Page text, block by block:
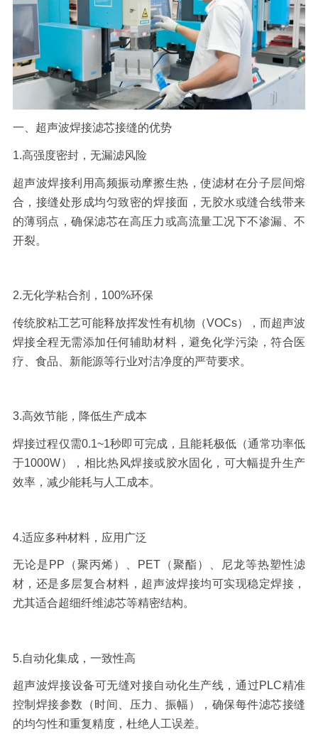
一、超声波焊接滤芯接缝的优势
1.高强度密封，无漏滤风险
超声波焊接利用高频振动摩擦生热，使滤材在分子层间熔
合，接缝处形成均匀致密的焊接面，无胶水或缝合线带来
的薄弱点，确保滤芯在高压力或高流量工况下不渗漏、不
开裂。
2.无化学粘合剂， 100%环保
传统胶粘工艺可能释放挥发性有机物（VOCs），而超声波
焊接全程无需添加任何辅助材料，避免化学污染，符合医
疗、食品、新能源等行业对洁净度的严苛要求。
3.高效节能，降低生产成本
焊接过程仅需0.1~1秒即可完成，且能耗极低（通常功率低
于1000W），相比热风焊接或胶水固化，可大幅提升生产
效率，减少能耗与人工成本。
4.适应多种材料，应用广泛
无论是 PP （聚丙烯）、 PET （聚酯）、尼龙等热塑性滤
材，还是多层复合材料，超声波焊接均可实现稳定焊接，
尤其适合超细纤维滤芯等精密结构。
5.自动化集成，一致性高
超声波焊接设备可无缝对接自动化生产线，通过PLC精准
控制焊接参数（时间、压力、振幅），确保每件滤芯接缝
的均匀性和重复精度，杜绝人工误差。